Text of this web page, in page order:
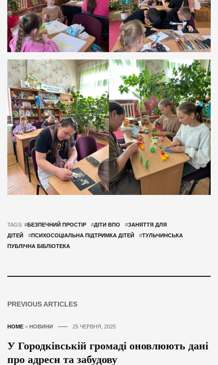
TAGS: #БЕЗПЕЧНИЙ ПРОСТІР #ДІТИ ВПО #ЗАНЯТТЯ ДЛЯ
ДІТЕЙ
#ПСИХОСОЦІАЛЬНА ПІДТРИМКА ДІТЕЙ #ТУЛЬЧИНСЬКА
ПУБЛІЧНА БІБЛІОТЕКА
PREVIOUS ARTICLES
HOME > НОВИНИ 25 ЧЕРВНЯ, 2025
У Городківській громаді оновлюють дані
про адреси та забудову